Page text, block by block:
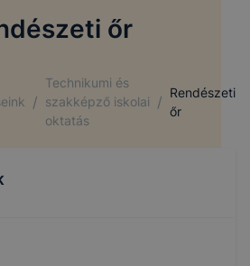
őr
/
Technikumi és
szakképző iskolai
oktatás
/
Rendészeti
őr